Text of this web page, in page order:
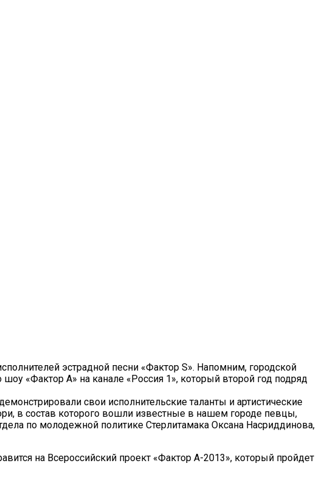
эстрадной песни «Фактор S». Напомним, городской
шоу «Фактор А» на канале «Россия 1», который второй год подряд
свои исполнительские таланты и артистические
в состав которого вошли известные в нашем городе певцы,
по молодежной политике Стерлитамака Оксана Насриддинова,
на Всероссийский проект «Фактор А-2013», который пройдет